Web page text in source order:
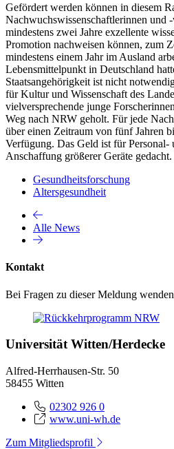
Gefördert werden können in diesem
Nachwuchswissenschaftlerinnen und
mindestens zwei Jahre exzellente
Promotion nachweisen können, zum
mindestens einem Jahr im Ausland
Lebensmittelpunkt in Deutschland
Staatsangehörigkeit ist nicht
für Kultur und Wissenschaft des
vielversprechende junge
Weg nach NRW geholt. Für jede
über einen Zeitraum von fünf Jahren
Verfügung. Das Geld ist für Personal-
Anschaffung größerer Geräte gedacht.
Gesundheitsforschung
Altersgesundheit
Alle News
Kontakt
Bei Fragen zu dieser Meldung
Universität Witten/Herdecke
Alfred-Herrhausen-Str. 50
58455 Witten
02302 926 0
www.uni-wh.de
Zum Mitgliedsprofil